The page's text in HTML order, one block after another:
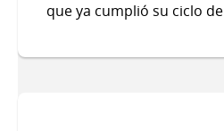
que ya cumplió su ciclo de